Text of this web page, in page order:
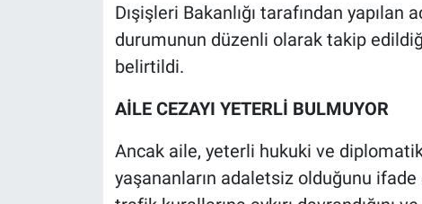
Dışişleri Bakanlığı tarafından
durumunun düzenli olarak takip
belirtildi.
AİLE CEZAYI YETERLİ BULMUYOR
Ancak aile, yeterli hukuki ve
yaşananların adaletsiz olduğunu
Teknoloji
Türkiye'nin Geleceği
Türkiye'nin Gündemi
Yerel Gündem